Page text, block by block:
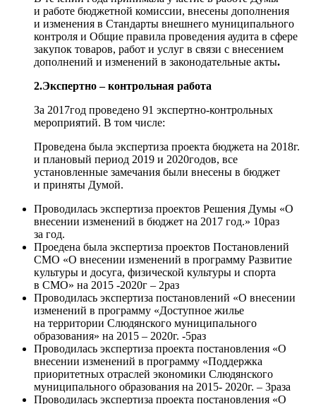
и работе бюджетной комиссии, внесены дополнения
и изменения в Стандарты внешнего муниципального
контроля и Общие правила проведения аудита в сфере
закупок товаров, работ и услуг в связи с внесением
дополнений и изменений в законодательные акты.
2.Экспертно – контрольная работа
За 2017год проведено 91 экспертно-контрольных
мероприятий. В том числе:
Проведена была экспертиза проекта бюджета на 2018г.
и плановый период 2019 и 2020годов, все
установленные замечания были внесены в бюджет
и приняты Думой.
Проводилась экспертиза проектов Решения Думы «О
внесении изменений в бюджет на 2017 год.» 10раз
за год.
Проедена была экспертиза проектов Постановлений
СМО «О внесении изменений в программу Развитие
культуры и досуга, физической культуры и спорта
в СМО» на 2015 -2020г – 2раз
Проводилась экспертиза постановлений «О внесении
изменений в программу «Доступное жилье
на территории Слюдянского муниципального
образования» на 2015 – 2020г. -5раз
Проводилась экспертиза проекта постановления «О
внесении изменений в программу «Поддержка
приоритетных отраслей экономики Слюдянского
муниципального образования на 2015- 2020г. – 3раза
Проводилась экспертиза проекта постановления «О